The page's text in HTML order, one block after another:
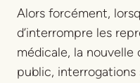
Alors forcément,
d’interrompre les
médicale, la
public, interrogations